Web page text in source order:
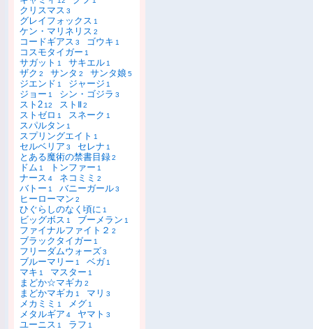
クリスマス 3
グレイフォックス 1
ケン・マリネリス 2
コードギアス 3 ゴウキ 1
コスモタイガー 1
サガット 1 サキエル 1
ザク 2 サンタ 2 サンタ娘 5
ジエンド 1 ジャージ 1
ジョー 1 シン・ゴジラ 3
スト2 12 ストⅡ2
ストゼロ 1 スネーク 1
スパルタン 1
スプリングエイト 1
セルベリア 3 セレナ 1
とある魔術の禁書目録2
ドム 1 トンファー 1
ナース 4 ネコミミ 2
バトー 1 バニーガール3
ヒーローマン 2
ひぐらしのなく頃に 1
ビッグボス 1 ブーメラン 1
ファイナルファイト２ 2
ブラックタイガー 1
フリーダムウォーズ3
ブルーマリー 1 ベガ 1
マキ 1 マスター 1
まどか☆マギカ 2
まどかマギカ 1 マリ 3
メカミミ 1 メグ 1
メタルギア 4 ヤマト 3
ユーニス 1 ラフ 1